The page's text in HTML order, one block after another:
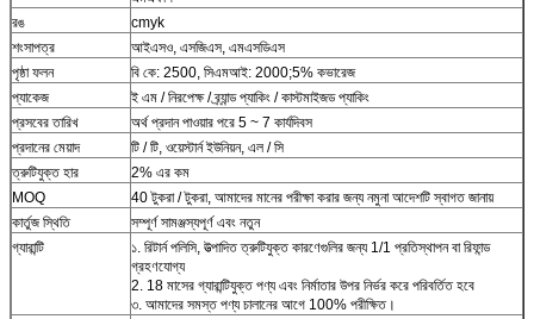
রঙ
cmyk
শংসাপত্র
আইএসও, এসজিএস, এমএসডিএস
পৃষ্ঠা ফলন
বি কে: 2500, সিএমআই: 2000;5% কভারেজ
প্যাকেজ
ই এম / নিরপেক্ষ / ব্র্যান্ড প্যাকিং / কাস্টমাইজড প্যাকিং
প্রসবের তারিখ
অর্থ প্রদান পাওয়ার পরে 5 ~ 7 কার্যদিবস
প্রদানের মেয়াদ
টি / টি, ওয়েস্টার্ন ইউনিয়ন, এল / সি
ত্রুটিযুক্ত হার
2% এর কম
MOQ
40 টুকরা / টুকরা, আমাদের মানের পরীক্ষা করার জন্য নমুনা আদেশটি স্বাগত জানায়
কার্তুজ স্থিতি
সম্পূর্ণ সামঞ্জস্যপূর্ণ এবং নতুন
গ্যারান্টি
১. রিটার্ন পলিসি, উত্পাদিত ত্রুটিযুক্ত কারণেগুলির জন্য 1/1 প্রতিস্থাপন বা রিফান্ড
গ্রহণযোগ্য
2. 18 মাসের গ্যারান্টিযুক্ত পণ্য এবং নির্মাতার উপর নির্ভর করে পরিবর্তিত হবে
৩. আমাদের সমস্ত পণ্য চালানের আগে 100% পরীক্ষিত।